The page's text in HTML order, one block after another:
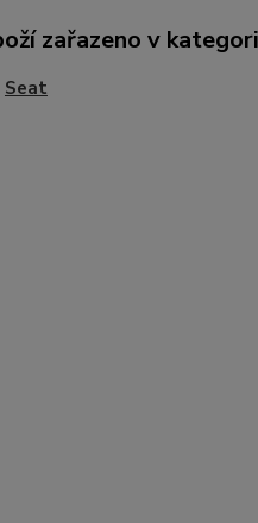
zařazeno v
Seat